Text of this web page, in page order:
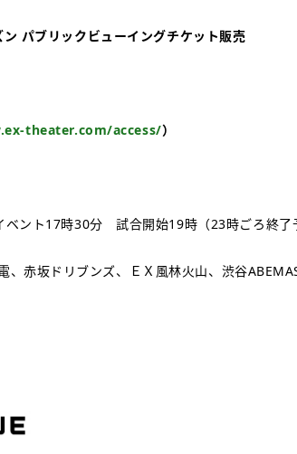
ン パブリックビューイングチケット販売
theater.com/access/）
ント17時30分 試合開始19時（23時ごろ終了
赤坂ドリブンズ、ＥＸ風林火山、渋谷